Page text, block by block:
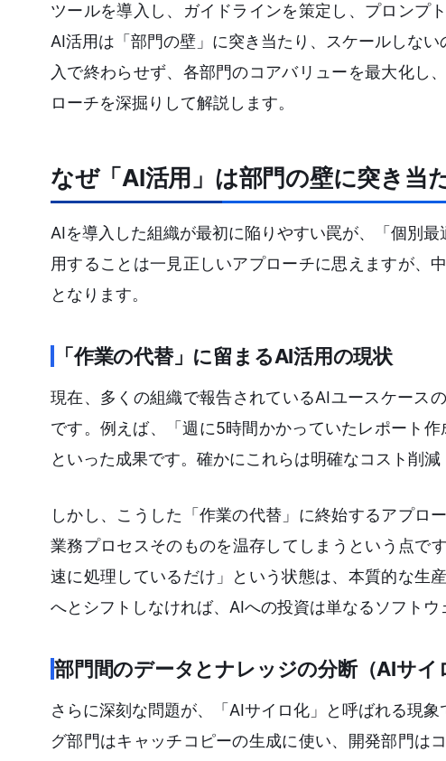
ツールを導入し、ガイドラインを策定し、プロンプ
AI活用は「部門の壁」に突き当たり、スケールしな
入で終わらせず、各部門のコアバリューを最大化し
ローチを深掘りして解説します。
なぜ「AI活用」は部門の壁に突き当
AIを導入した組織が最初に陥りやすい罠が、「個別
用することは一見正しいアプローチに思えますが、
となります。
「作業の代替」に留まるAI活用の現状
現在、多くの組織で報告されているAIユースケース
です。例えば、「週に5時間かかっていたレポート
といった成果です。確かにこれらは明確なコスト削
しかし、こうした「作業の代替」に終始するアプロ
業務プロセスそのものを温存してしまうという点で
速に処理しているだけ」という状態は、本質的な生
へとシフトしなければ、AIへの投資は単なるソフト
部門間のデータとナレッジの分断（AIサイ
さらに深刻な問題が、「AIサイロ化」と呼ばれる現
グ部門はキャッチコピーの生成に使い、開発部門は